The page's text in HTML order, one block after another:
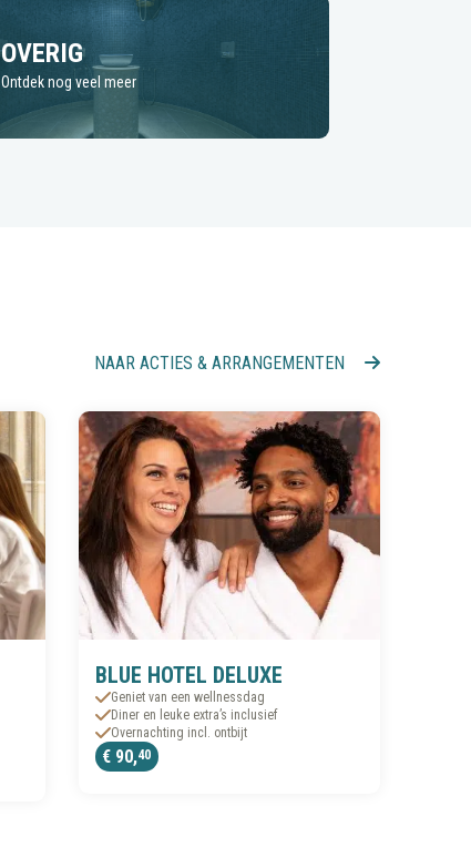
OVERIG
Ontdek nog veel meer
NAAR ACTIES & ARRANGEMENTEN
BLUE HOTEL DELUXE
Geniet van een wellnessdag
Diner en leuke extra’s inclusief
Overnachting incl. ontbijt
€ 90,40